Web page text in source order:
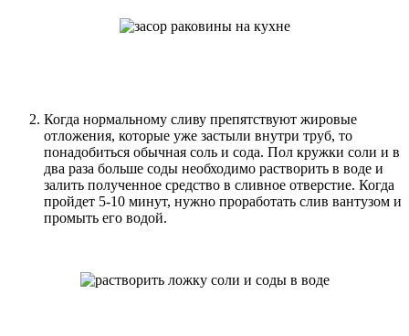
Когда нормальному сливу препятствуют жировые
отложения, которые уже застыли внутри труб, то
понадобиться обычная соль и сода. Пол кружки соли и в
два раза больше соды необходимо растворить в воде и
залить полученное средство в сливное отверстие. Когда
пройдет 5-10 минут, нужно проработать слив вантузом и
промыть его водой.